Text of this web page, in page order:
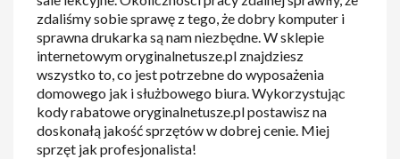
zdaliśmy sobie sprawę z tego, że dobry komputer i
sprawna drukarka są nam niezbędne. W sklepie
internetowym oryginalnetusze.pl znajdziesz
wszystko to, co jest potrzebne do wyposażenia
domowego jak i służbowego biura. Wykorzystując
kody rabatowe oryginalnetusze.pl postawisz na
doskonałą jakość sprzętów w dobrej cenie. Miej
sprzęt jak profesjonalista!